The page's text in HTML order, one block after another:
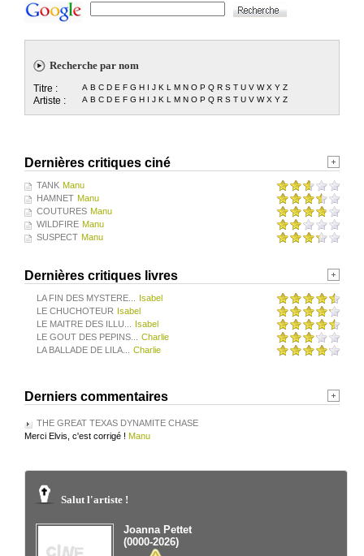
Recherche par nom
Titre : A B C D E F G H I J K L M N O P Q R S T U V W X Y Z
Artiste : A B C D E F G H I J K L M N O P Q R S T U V W X Y Z
Dernières critiques ciné
TANK Manu
HAMNET Manu
COUTURES Manu
WILDFIRE Manu
SUSPECT Manu
Dernières critiques livres
LA FIN DES MYSTERE...
Isabel
LE CHUCHOTEUR Isabel
LE MAITRE DES ILLU...
Isabel
LE GOUT DES PEPINS...
Charlie
LA BALLADE DE LILA...
Charlie
Derniers commentaires
THE GREAT TEXAS DYNAMITE CHASE
Merci Elvis, c'est corrigé ! Manu
Salut l'artiste !
Joanna Pettet
(0000-2026)